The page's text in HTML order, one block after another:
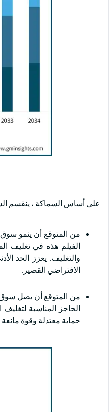
على أساس السماكة ، ينقسم السوق إلى ما يصل إلى 30
الفيلم هذه في تغليف
والتغليف. يعزز الحد
الافتراضي القصير.
الحاجز المناسبة
حماية معتدلة وقوة مانعة